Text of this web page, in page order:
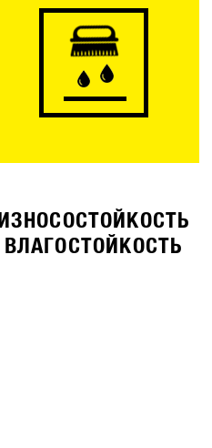
ИЗНОСОСТОЙКОСТЬ
ВЛАГОСТОЙКОСТЬ